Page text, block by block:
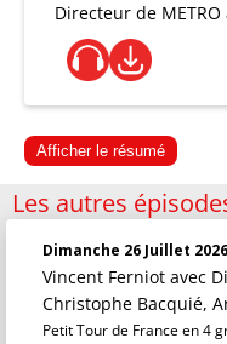
Directeur de METRO
Afficher le résumé
Les autres
Dimanche 26 Juillet 2026
Vincent Ferniot avec
Christophe Bacquié,
Petit Tour de France en 4